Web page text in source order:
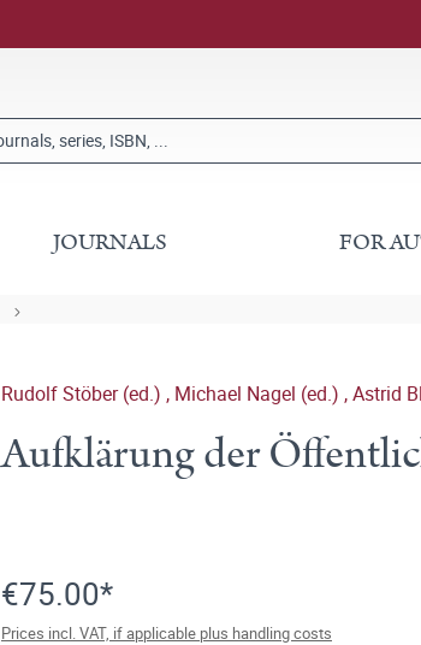
JOURNALS FOR
Rudolf Stöber (ed.) , Michael Nagel (ed.) ,Astrid
Aufklärung der
€75.00*
Prices incl. VAT, if applicable plus handling costs